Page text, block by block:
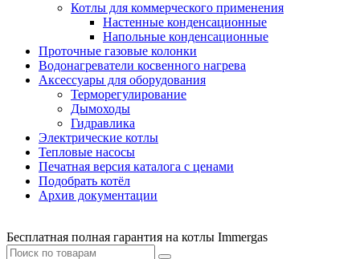
Котлы для коммерческого применения
Настенные конденсационные
Напольные конденсационные
Проточные газовые колонки
Водонагреватели косвенного нагрева
Аксессуары для оборудования
Терморегулирование
Дымоходы
Гидравлика
Электрические котлы
Тепловые насосы
Печатная версия каталога с ценами
Подобрать котёл
Архив документации
Бесплатная полная гарантия на котлы Immergas